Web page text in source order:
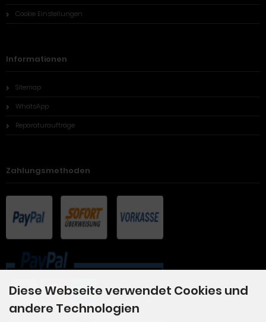
Cookie Einstellungen
Informationen
Sitemap
WhatsApp
Reparaturaufträge
Zahlungsmethoden
Diese Webseite verwendet Cookies und
andere Technologien